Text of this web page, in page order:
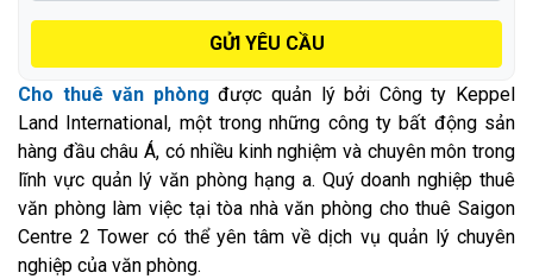
GỬI YÊU CẦU
Cho thuê văn phòng được quản lý bởi Công ty Keppel
Land International, một trong những công ty bất động sản
hàng đầu châu Á, có nhiều kinh nghiệm và chuyên môn trong
lĩnh vực quản lý văn phòng hạng a. Quý doanh nghiệp thuê
văn phòng làm việc tại tòa nhà văn phòng cho thuê Saigon
Centre 2 Tower có thể yên tâm về dịch vụ quản lý chuyên
nghiệp của văn phòng.